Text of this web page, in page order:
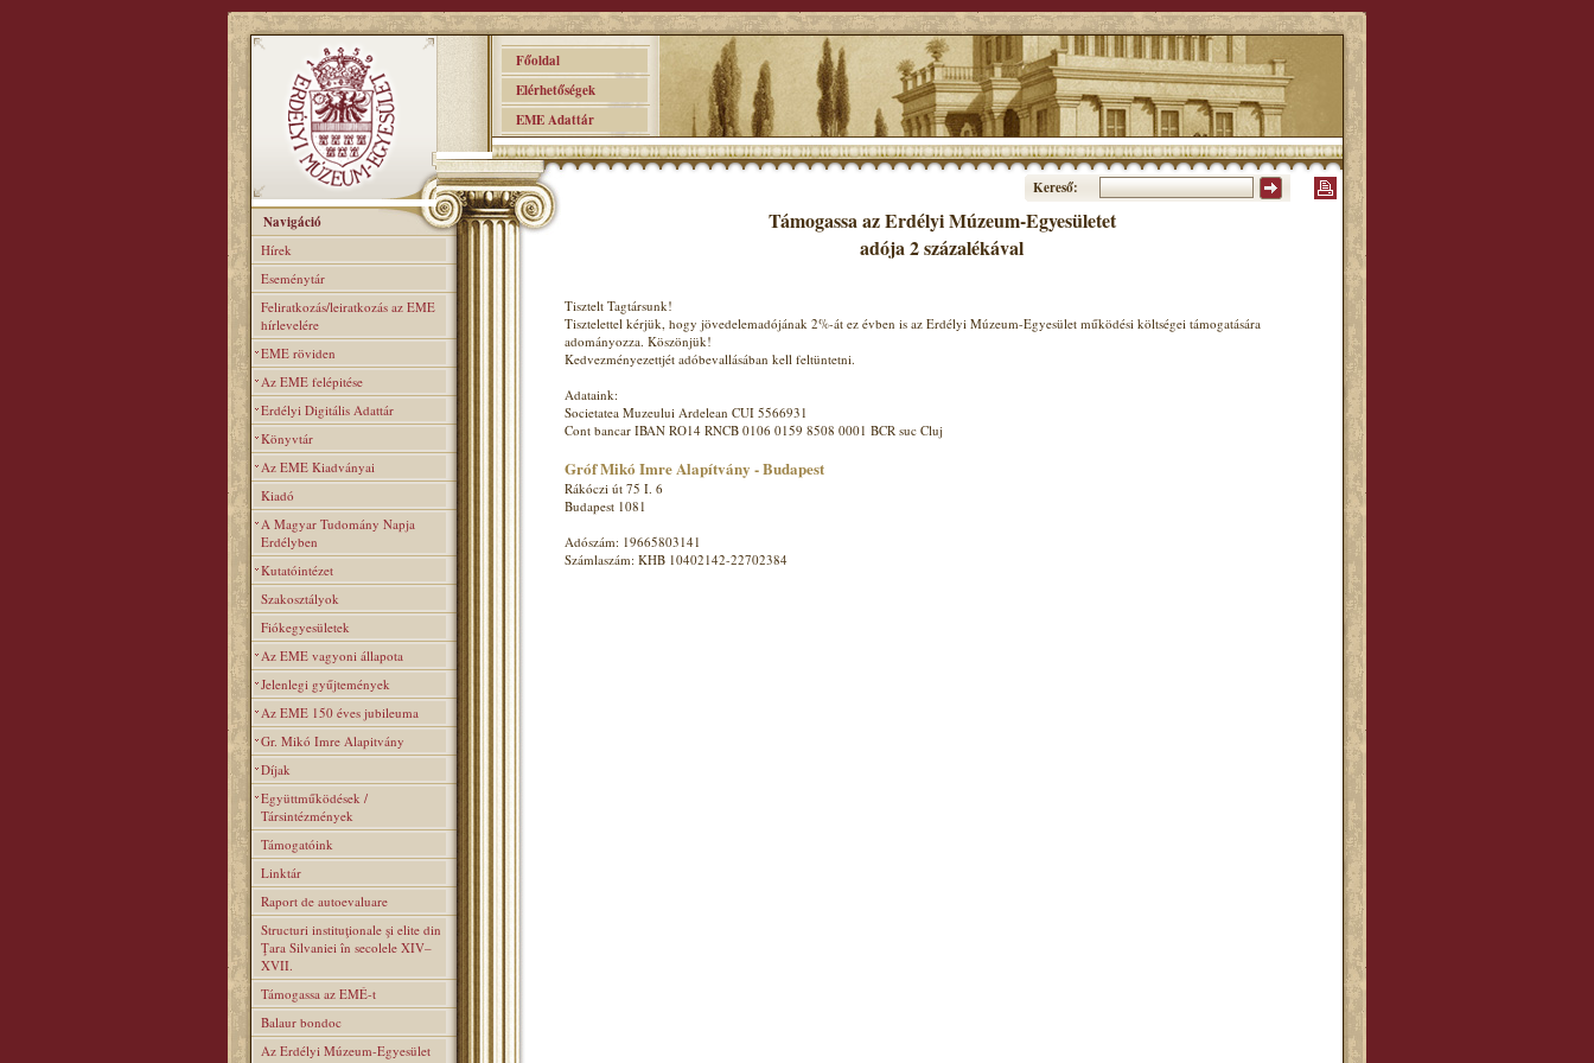
Főoldal
Elérhetőségek
EME Adattár
Kereső:
Navigáció
Hírek
Eseménytár
Feliratkozás/leiratkozás az EME
hírlevelére
EME röviden
Az EME felépitése
Erdélyi Digitális Adattár
Könyvtár
Az EME Kiadványai
Kiadó
A Magyar Tudomány Napja
Erdélyben
Kutatóintézet
Szakosztályok
Fiókegyesületek
Az EME vagyoni állapota
Jelenlegi gyűjtemények
Az EME 150 éves jubileuma
Gr. Mikó Imre Alapitvány
Díjak
Együttműködések /
Társintézmények
Támogatóink
Linktár
Raport de autoevaluare
Structuri instituţionale şi elite din
Ţara Silvaniei în secolele XIV–
XVII.
Támogassa az EMÉ-t
Balaur bondoc
Az Erdélyi Múzeum-Egyesület
Támogassa az Erdélyi Múzeum-Egyesületet
adója 2 százalékával
Tisztelt Tagtársunk!
Tisztelettel kérjük, hogy jövedelemadójának 2%-át ez évben is az Erdélyi Múzeum-Egyesület működési költségei támogatására
adományozza. Köszönjük!
Kedvezményezettjét adóbevallásában kell feltüntetni.
Adataink:
Societatea Muzeului Ardelean CUI 5566931
Cont bancar IBAN RO14 RNCB 0106 0159 8508 0001 BCR suc Cluj
Gróf Mikó Imre Alapítvány - Budapest
Rákóczi út 75 I. 6
Budapest 1081
Adószám: 19665803141
Számlaszám: KHB 10402142-22702384